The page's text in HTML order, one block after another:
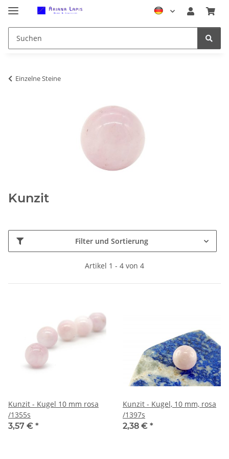
Einzelne Steine
Kunzit
Filter und Sortierung
Artikel 1 - 4 von 4
Kunzit - Kugel 10 mm rosa
/1355s
3,57 € *
Kunzit - Kugel, 10 mm, rosa
/1397s
2,38 € *